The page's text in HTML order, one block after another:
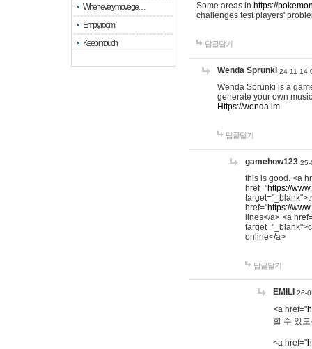
When every move ge…
Empty room
Keep in touch
Some areas in https://
challenges test players'
답글달기
Wenda Sprunki 24-11-14
Wenda Sprunki is a
generate your own
Https://wenda.im
답글달기
gamehow123 25-
this is good. <a
href="https://
href="https://
lines</a> <a
online</a>
답글달기
EMILI 26-
<a href="
할 수 있
<a href="